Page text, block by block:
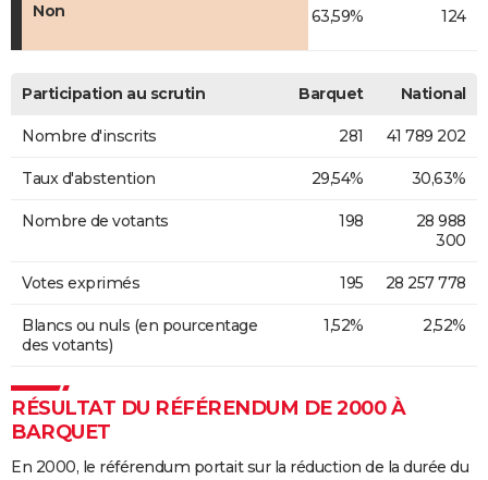
Non 63,59% 124
Participation au scrutin Barquet National
Nombre d'inscrits 281 41 789 202
Taux d'abstention 29,54% 30,63%
Nombre de votants 198
28 988
300
Votes exprimés 195 28 257 778
Blancs ou nuls (en pourcentage
des votants)
1,52% 2,52%
RÉSULTAT DU RÉFÉRENDUM DE 2000 À
BARQUET
En 2000, le référendum portait sur la réduction de la durée du